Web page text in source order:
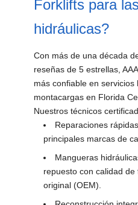
Forklifts para
hidráulicas?
Con más de una década
reseñas de 5 estrellas,
más confiable en servicios
montacargas en Florida
Nuestros técnicos
Reparaciones
principales marcas de
Mangueras
repuesto con calidad
original (OEM).